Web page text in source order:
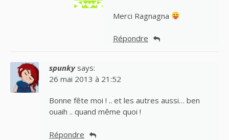
Merci Ragnagna
Répondre
spunky says:
26 mai 2013 à 21:52
Bonne fête moi ! .. et les autres aussi… ben
ouaih .. quand même quoi !
Répondre